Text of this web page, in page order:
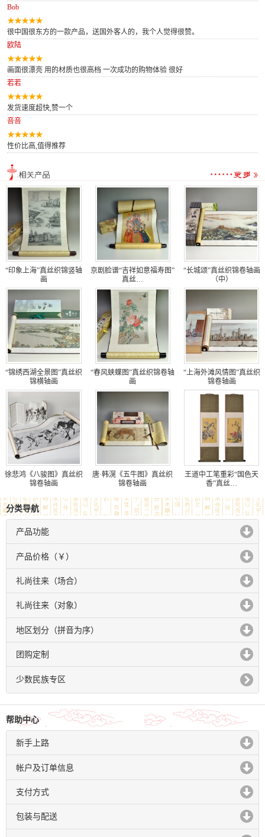
Bob
很中国很东方的一款产品，送国外客人的，我个人觉得很赞。
欧陆
画面很漂亮 用的材质也很高档 一次成功的购物体验 很好
若若
发货速度超快,赞一个
咅咅
性价比高,值得推荐
“印象上海”真丝织锦竖轴
画
京剧脸谱“吉祥如意福寿图”
真丝…
“长城颂”真丝织锦卷轴画
（中）
“锦绣西湖全景图”真丝织
锦横轴画
“春风蛱蝶图”真丝织锦卷轴
画
“上海外滩风情图”真丝织
锦卷轴画
徐悲鸿《八骏图》真丝织
锦卷轴画
唐·韩滉《五牛图》真丝织
锦卷轴画
王道中工笔重彩“国色天
香”真丝…
分类导航
产品功能
click to expand contents
产品价格（￥）
click to expand contents
礼尚往来（场合）
click to expand contents
礼尚往来（对象）
click to expand contents
地区划分（拼音为序）
click to expand contents
团购定制
click to expand contents
少数民族专区
帮助中心
新手上路
click to expand contents
帐户及订单信息
click to expand contents
支付方式
click to expand contents
包装与配送
click to expand contents